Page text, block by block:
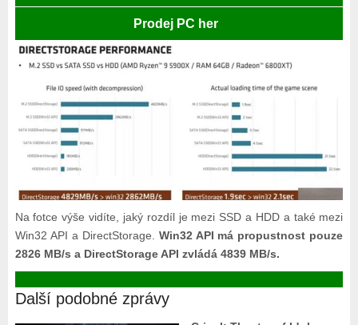
Prodej PC her
Na fotce výše vidíte, jaký rozdíl je mezi SSD a HDD a také mezi
Win32 API a DirectStorage. Win32 API má propustnost pouze
2826 MB/s a DirectStorage API zvládá 4839 MB/s.
Další podobné zprávy